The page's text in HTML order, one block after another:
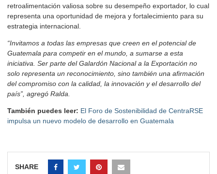
retroalimentación valiosa sobre su desempeño exportador, lo cual
representa una oportunidad de mejora y fortalecimiento para su
estrategia internacional.
“Invitamos a todas las empresas que creen en el potencial de
Guatemala para competir en el mundo, a sumarse a esta
iniciativa. Ser parte del Galardón Nacional a la Exportación no
solo representa un reconocimiento, sino también una afirmación
del compromiso con la calidad, la innovación y el desarrollo del
país”, agregó Ralda.
También puedes leer: El Foro de Sostenibilidad de CentraRSE
impulsa un nuevo modelo de desarrollo en Guatemala
SHARE